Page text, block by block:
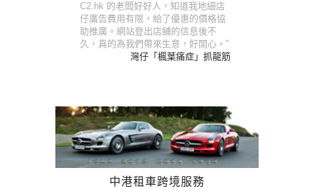
C2.hk 的老闆好好人，知道我地細店
仔廣告費用有限，給了優惠的價格協
助推廣。網站登出店舖的信息後不
久，真的為我們帶來生意，好開心。”
灣仔「楓葉痛症」抓龍筋
中港租車跨境服務